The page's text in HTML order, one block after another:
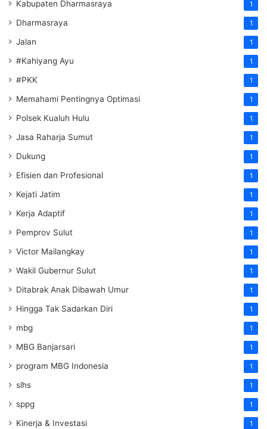
Kabupaten Dharmasraya 1
Dharmasraya 1
Jalan 1
#Kahiyang Ayu 1
#PKK 1
Memahami Pentingnya Optimasi 1
Polsek Kualuh Hulu 1
Jasa Raharja Sumut 1
Dukung 1
Efisien dan Profesional 1
Kejati Jatim 1
Kerja Adaptif 1
Pemprov Sulut 1
Victor Mailangkay 1
Wakil Gubernur Sulut 1
Ditabrak Anak Dibawah Umur 1
Hingga Tak Sadarkan Diri 1
mbg 1
MBG Banjarsari 1
program MBG Indonesia 1
slhs 1
sppg 1
Kinerja & Investasi 1